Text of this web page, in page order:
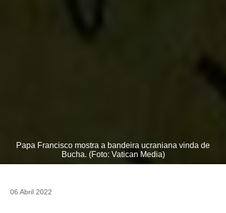
Papa Francisco mostra a bandeira ucraniana vinda de
Bucha. (Foto: Vatican Media)
06 Abril 2022